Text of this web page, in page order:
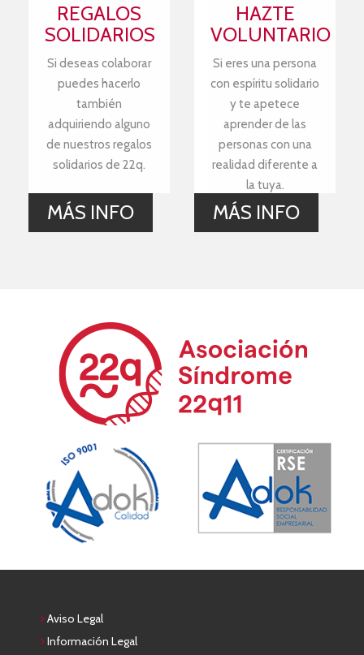
REGALOS
SOLIDARIOS
Si deseas colaborar
puedes hacerlo
también
adquiriendo alguno
de nuestros regalos
solidarios de 22q.
MÁS INFO
HAZTE
VOLUNTARIO
Si eres una persona
con espíritu solidario
y te apetece
aprender de las
personas con una
realidad diferente a
la tuya.
MÁS INFO
Aviso Legal
Información Legal